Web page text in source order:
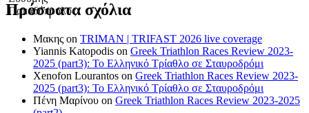
Πρόσφατα σχόλια
Μακης on TRIMAN | TRIFAST 2026 live coverage
Yiannis Katopodis on Greek Triathlon Races Review 2023-
2025 (part3): Το Ελληνικό Τρίαθλο σε Σταυροδρόμι
Xenofon Lourantos on Greek Triathlon Races Review 2023-
2025 (part3): Το Ελληνικό Τρίαθλο σε Σταυροδρόμι
Πένη Μαρίνου on Greek Triathlon Races Review 2023-2025